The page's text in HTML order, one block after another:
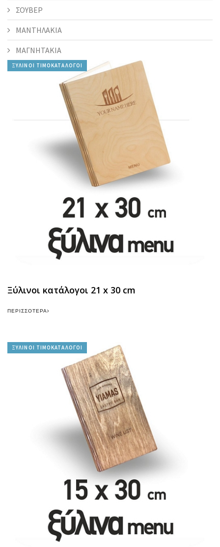
ΣΟΥΒΕΡ
ΜΑΝΤΗΛΑΚΙΑ
ΜΑΓΝΗΤΑΚΙΑ
ΞΥΛΙΝΟΙ ΤΙΜΟΚΑΤΑΛΟΓΟΙ
Ξύλινοι κατάλογοι 21 x 30 cm
ΠΕΡΙΣΣΌΤΕΡΑ
ΞΥΛΙΝΟΙ ΤΙΜΟΚΑΤΑΛΟΓΟΙ